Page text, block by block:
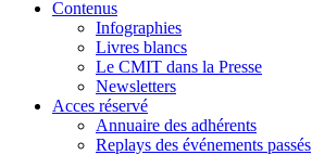
Contenus
Infographies
Livres blancs
Le CMIT dans la Presse
Newsletters
Acces réservé
Annuaire des adhérents
Replays des événements passés